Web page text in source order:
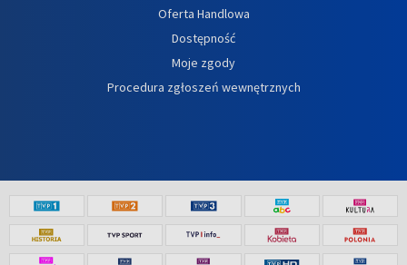
Oferta Handlowa
Dostępność
Moje zgody
Procedura zgłoszeń wewnętrznych